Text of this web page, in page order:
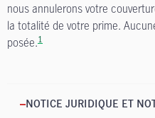
nous annulerons votre
la totalité de votre prime.
posée.1
NOTICE JURIDIQUE ET